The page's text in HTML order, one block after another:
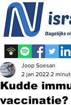
Kudde
vaccinatie?
Joop Soesan
2 jan 2022 2